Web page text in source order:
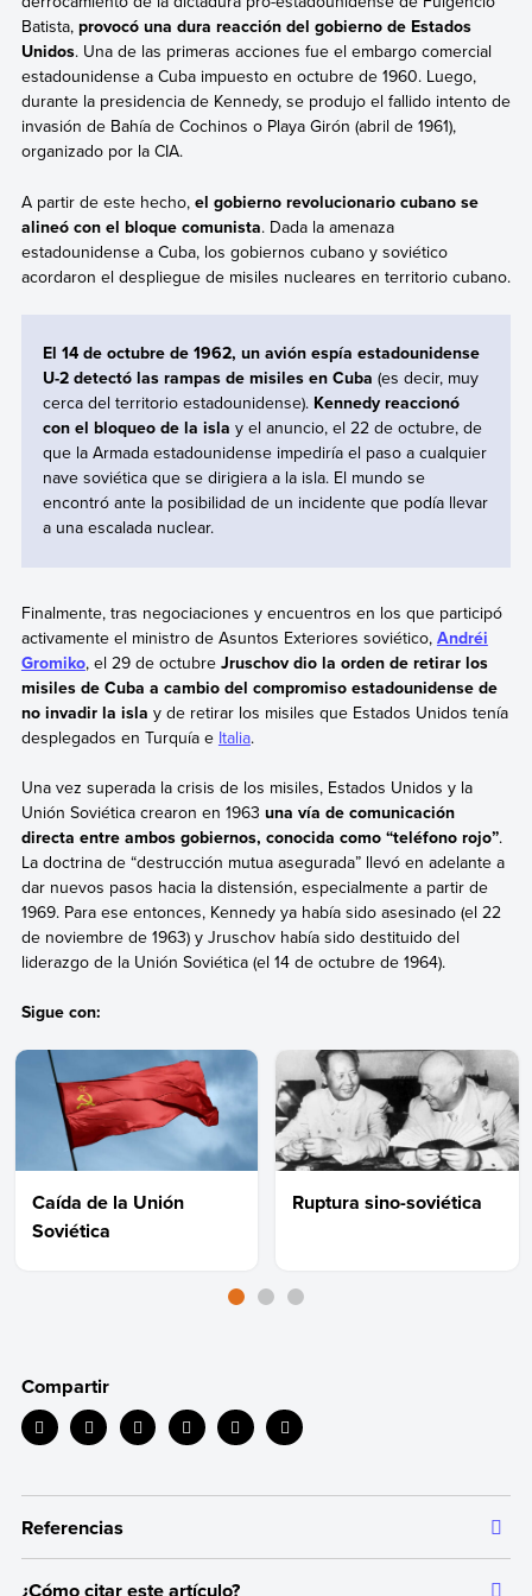
Batista, provocó una dura reacción del gobierno de Estados
Unidos. Una de las primeras acciones fue el embargo comercial
estadounidense a Cuba impuesto en octubre de 1960. Luego,
durante la presidencia de Kennedy, se produjo el fallido intento de
invasión de Bahía de Cochinos o Playa Girón (abril de 1961),
organizado por la CIA.
A partir de este hecho, el gobierno revolucionario cubano se
alineó con el bloque comunista. Dada la amenaza
estadounidense a Cuba, los gobiernos cubano y soviético
acordaron el despliegue de misiles nucleares en territorio cubano.
El 14 de octubre de 1962, un avión espía estadounidense
U-2 detectó las rampas de misiles en Cuba (es decir, muy
cerca del territorio estadounidense). Kennedyreaccionó
con el bloqueo de la isla y el anuncio, el 22 de octubre, de
que la Armada estadounidense impediría el paso a cualquier
nave soviética que se dirigiera a la isla. El mundo se
encontró ante la posibilidad de un incidente que podía llevar
a una escalada nuclear.
Finalmente, tras negociaciones y encuentros en los que participó
activamente el ministro de Asuntos Exteriores soviético, Andréi
Gromiko, el 29 de octubre Jruschov dio la orden de retirar los
misiles de Cuba a cambio del compromiso estadounidense de
no invadir la isla y de retirar los misiles que Estados Unidos tenía
desplegados en Turquía e Italia.
Una vez superada la crisis de los misiles, Estados Unidos y la
Unión Soviética crearon en 1963 una vía de comunicación
directa entre ambos gobiernos, conocida como “teléfono rojo”.
La doctrina de “destrucción mutua asegurada” llevó en adelante a
dar nuevos pasos hacia la distensión, especialmente a partir de
1969. Para ese entonces, Kennedy ya había sido asesinado (el 22
de noviembre de 1963) y Jruschov había sido destituido del
liderazgo de la Unión Soviética (el 14 de octubre de 1964).
Sigue con:
Caída de la Unión
Soviética
Ruptura sino-soviética
Compartir
Referencias